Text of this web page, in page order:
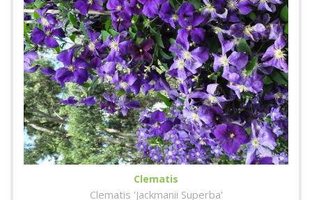
Clematis
Clematis 'Jackmanii Superba'